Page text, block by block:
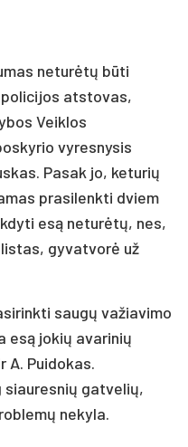
neturėtų būti
atstovas,
Veiklos
vyresnysis
Pasak jo, keturių
prasilenkti dviem
esą neturėtų, nes,
gyvatvorė už
saugų važiavimo
esą jokių avarinių
A. Puidokas.
gatvelių,
nekyla.